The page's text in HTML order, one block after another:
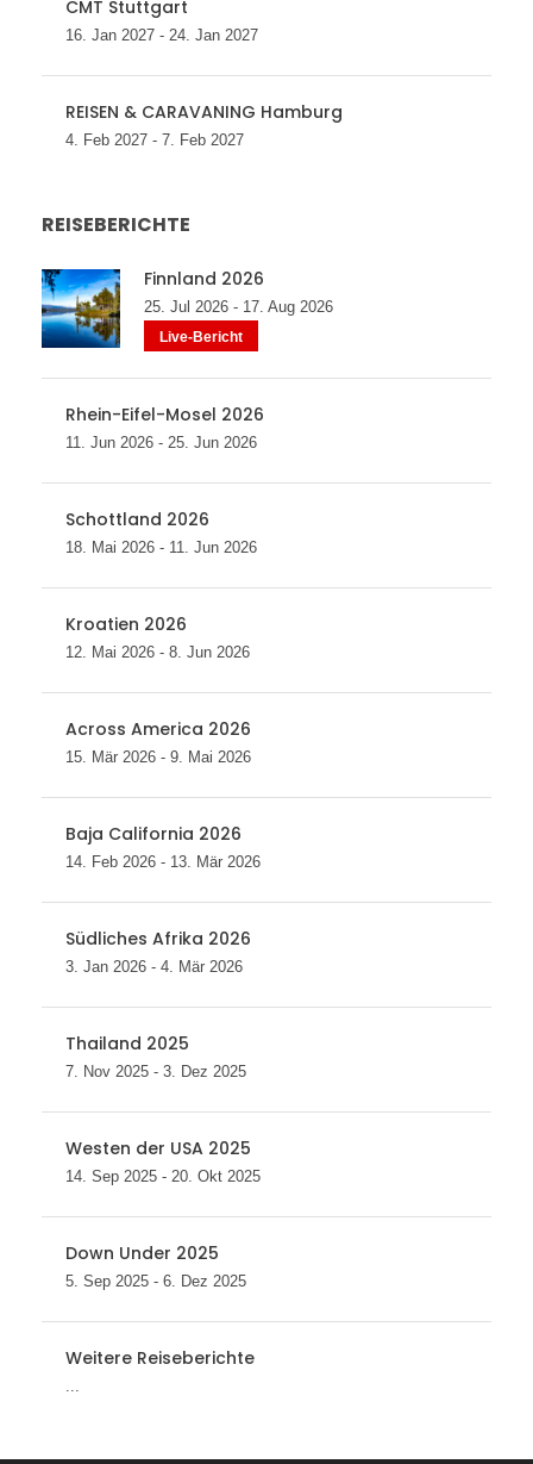
CMT Stuttgart
16. Jan 2027 - 24. Jan 2027
REISEN & CARAVANING Hamburg
4. Feb 2027 - 7. Feb 2027
REISEBERICHTE
Finnland 2026
25. Jul 2026 - 17. Aug 2026
Live-Bericht
Rhein-Eifel-Mosel 2026
11. Jun 2026 - 25. Jun 2026
Schottland 2026
18. Mai 2026 - 11. Jun 2026
Kroatien 2026
12. Mai 2026 - 8. Jun 2026
Across America 2026
15. Mär 2026 - 9. Mai 2026
Baja California 2026
14. Feb 2026 - 13. Mär 2026
Südliches Afrika 2026
3. Jan 2026 - 4. Mär 2026
Thailand 2025
7. Nov 2025 - 3. Dez 2025
Westen der USA 2025
14. Sep 2025 - 20. Okt 2025
Down Under 2025
5. Sep 2025 - 6. Dez 2025
Weitere Reiseberichte
...